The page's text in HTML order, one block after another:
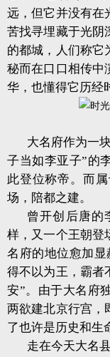
远，但它并没有在
苦找寻埋藏于光阴
的都城，人们称它
秘而在口口相传中
华，也懂得它历经
大名府作为一
子当如李亚子”的
此登位称帝。而
场，陪都之建。
曾开创后唐的
样，又一个王朝登
名府的地位愈加显
得不以为王，霸者
安”。由于大名府
两欲建北京行宫，
了也许是历史和生
走在今天大名